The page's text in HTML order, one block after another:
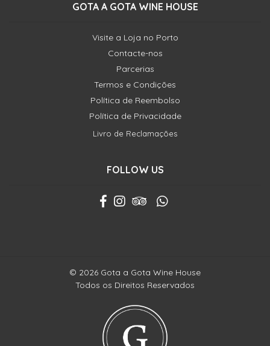
GOTA A GOTA WINE HOUSE
Visite a Loja no Porto
Contacte-nos
Parcerias
Termos e Condições
Política de Reembolso
Política de Privacidade
Livro de Reclamações
FOLLOW US
© 2026 Gota a Gota Wine House
Todos os Direitos Reservados